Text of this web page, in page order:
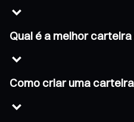
Qual é a melhor carteira
Como criar uma